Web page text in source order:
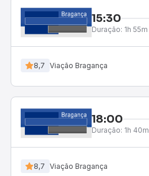
15:30
Duração: 1h 55m
8,7 Viação Bragança
18:00
Duração: 1h 40m
8,7 Viação Bragança